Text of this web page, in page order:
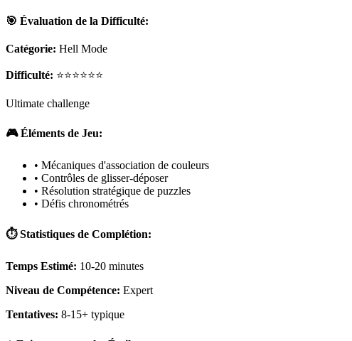
🎯 Évaluation de la Difficulté:
Catégorie: Hell Mode
Difficulté: ⭐⭐⭐⭐⭐⭐
Ultimate challenge
🎮 Éléments de Jeu:
• Mécaniques d'association de couleurs
• Contrôles de glisser-déposer
• Résolution stratégique de puzzles
• Défis chronométrés
⏱️ Statistiques de Complétion:
Temps Estimé: 10-20 minutes
Niveau de Compétence: Expert
Tentatives: 8-15+ typique